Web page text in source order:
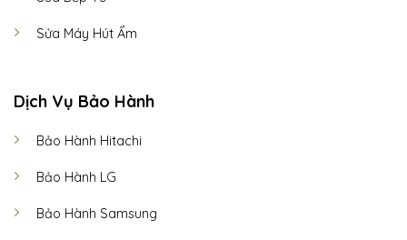
Sửa Máy Hút Ẩm
Dịch Vụ Bảo Hành
Bảo Hành Hitachi
Bảo Hành LG
Bảo Hành Samsung